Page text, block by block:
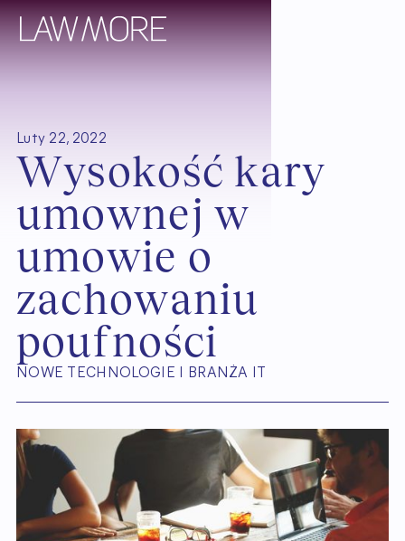
Luty 22, 2022
Wysokość kary
umownej w
umowie o
zachowaniu
poufności
NOWE TECHNOLOGIE I BRANŻA IT